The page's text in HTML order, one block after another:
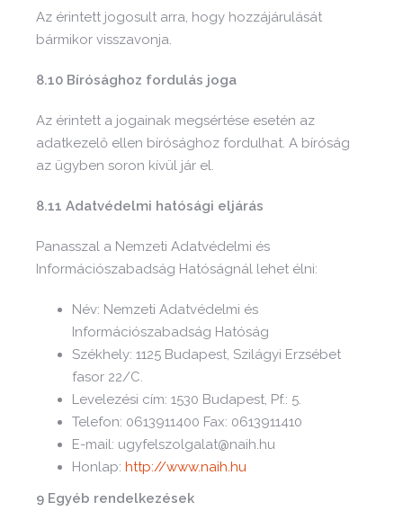
Az érintett jogosult arra, hogy hozzájárulását
bármikor visszavonja.
8.10 Bírósághoz fordulás joga
Az érintett a jogainak megsértése esetén az
adatkezelő ellen bírósághoz fordulhat. A bíróság
az ügyben soron kívül jár el.
8.11 Adatvédelmi hatósági eljárás
Panasszal a Nemzeti Adatvédelmi és
Információszabadság Hatóságnál lehet élni:
Név: Nemzeti Adatvédelmi és
Információszabadság Hatóság
Székhely: 1125 Budapest, Szilágyi Erzsébet
fasor 22/C.
Levelezési cím: 1530 Budapest, Pf.: 5.
Telefon: 0613911400 Fax: 0613911410
E-mail: ugyfelszolgalat@naih.hu
Honlap: http://www.naih.hu
9 Egyéb rendelkezések